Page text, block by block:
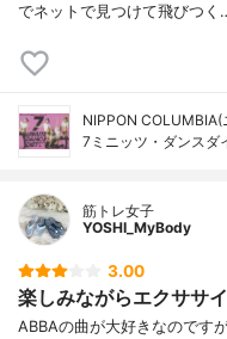
でネットで見つけて飛びつく
NIPPON COLUMBIA(
7ミニッツ・ダンスダ
筋トレ女子
YOSHI_MyBody
3.00
楽しみながらエクササ
ABBAの曲が大好きなのです